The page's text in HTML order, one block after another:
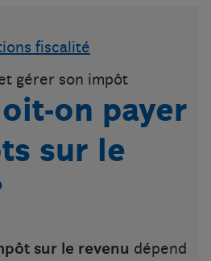
fiscalité
gérer son impôt
on payer
sur le
sur le revenu dépend